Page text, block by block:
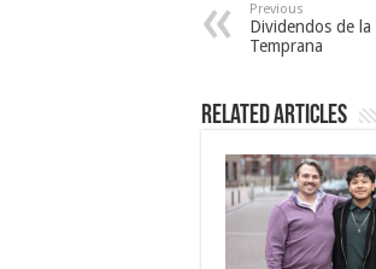
Previous
Dividendos de
Temprana
Related Articles